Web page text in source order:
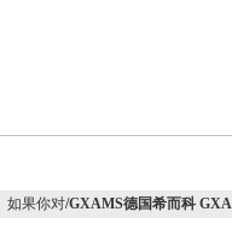
如果你对/GXAMS德国希而科